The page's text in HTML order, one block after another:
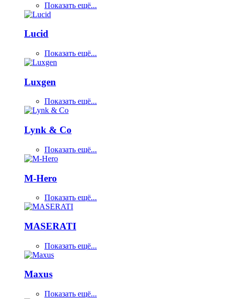
Показать ещё...
Lucid
Показать ещё...
Luxgen
Показать ещё...
Lynk & Co
Показать ещё...
M-Hero
Показать ещё...
MASERATI
Показать ещё...
Maxus
Показать ещё...